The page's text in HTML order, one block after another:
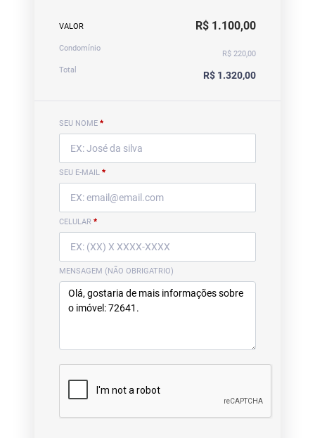
VALOR R$ 1.100,00
Condomínio
R$ 220,00
Total
R$ 1.320,00
SEU NOME *
SEU E-MAIL *
CELULAR *
MENSAGEM (NÃO OBRIGATRIO)